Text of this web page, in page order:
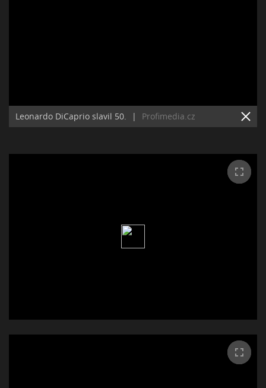
Leonardo DiCaprio slavil 50. | Profimedia.cz